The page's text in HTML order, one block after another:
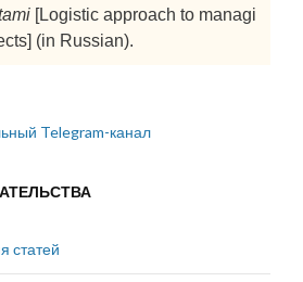
[Logistic approach to managi
(in Russian).
Telegram-канал
статей